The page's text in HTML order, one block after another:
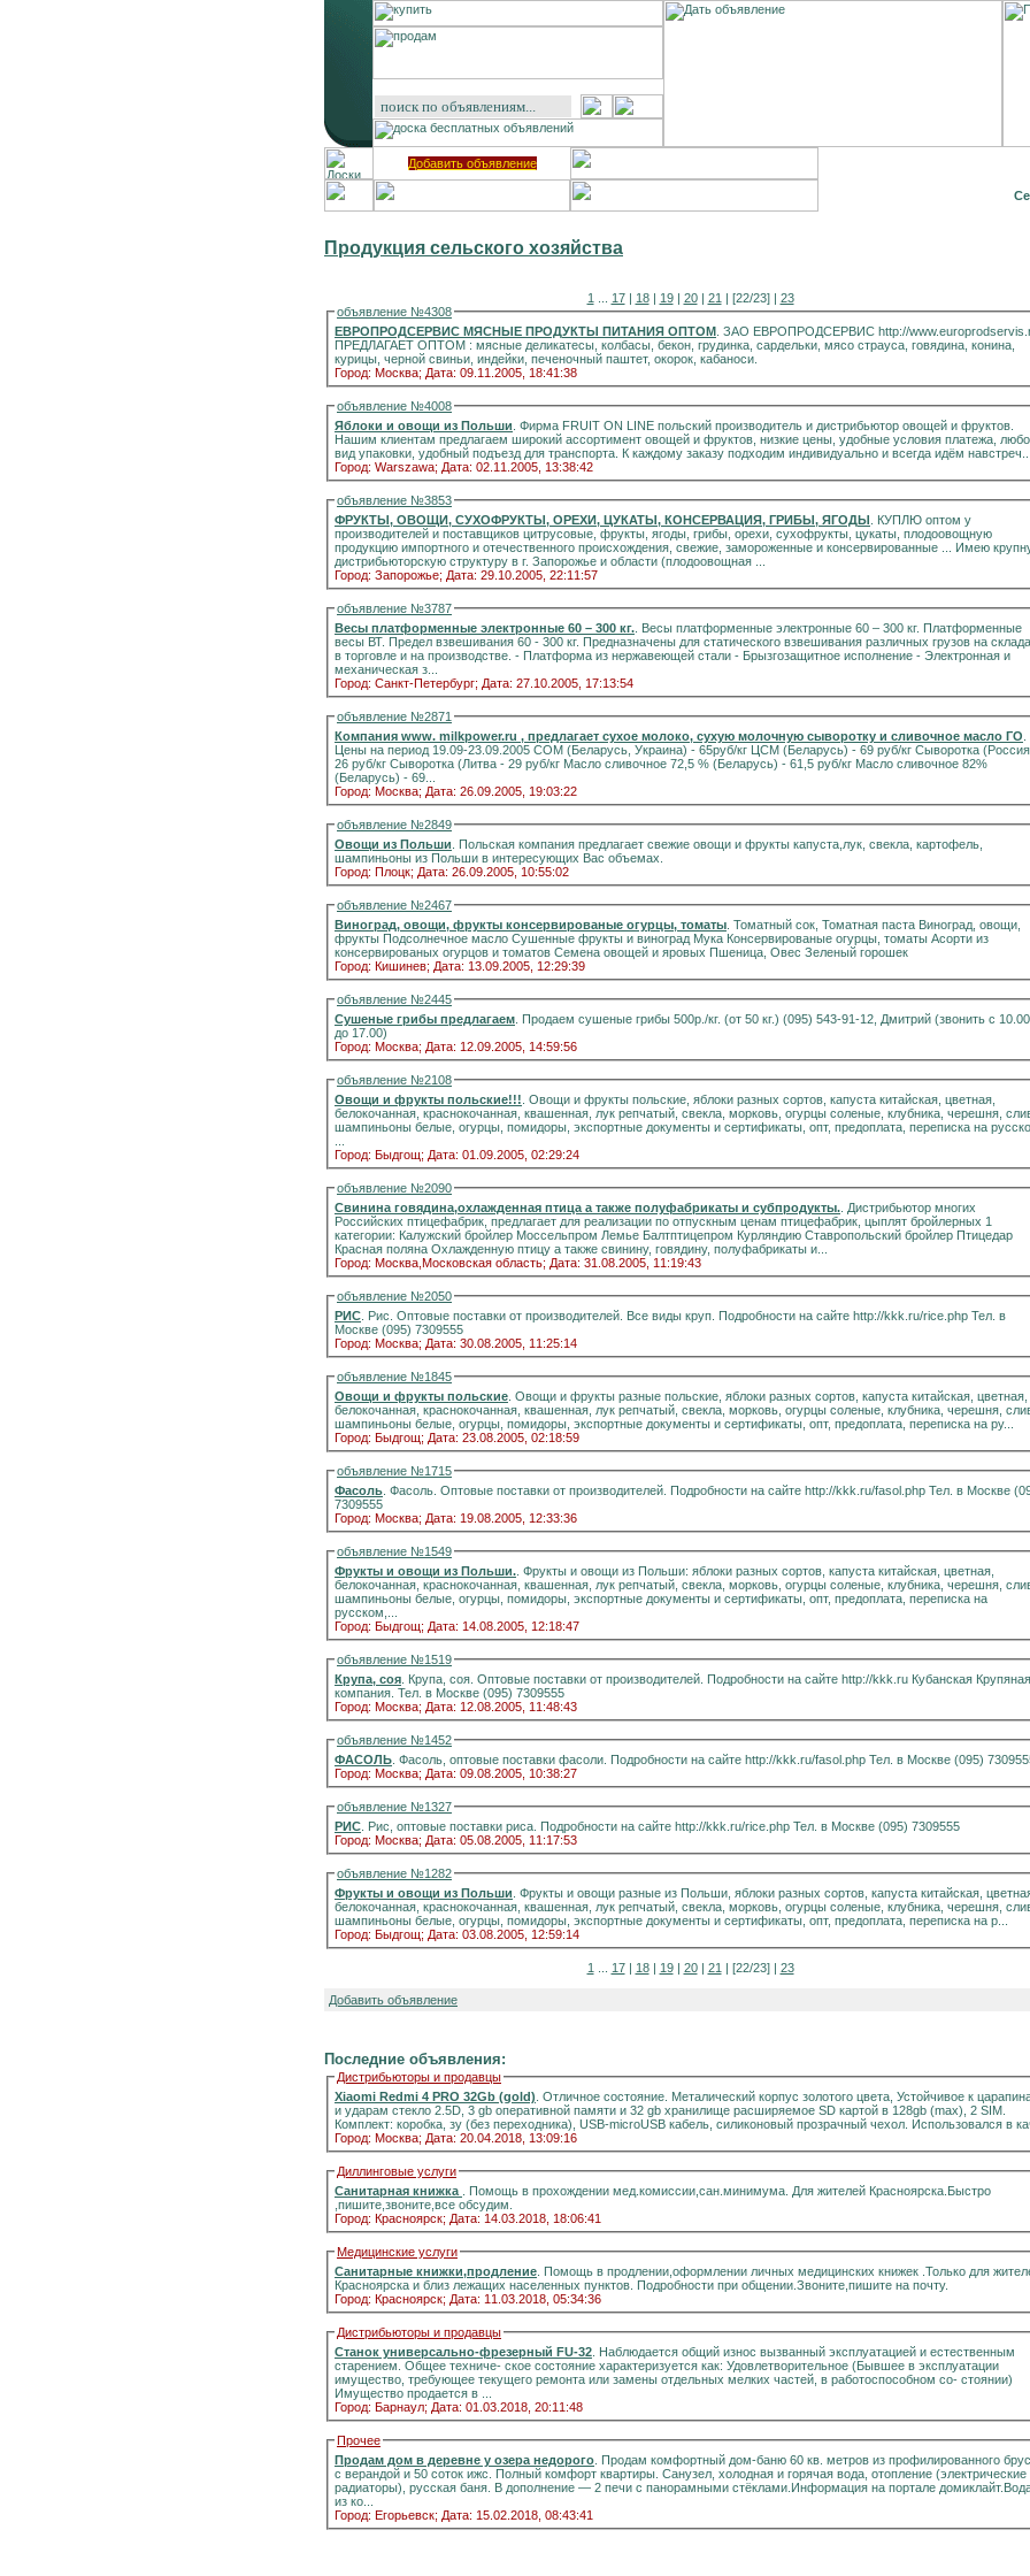
Добавить объявление
Продукция сельского хозяйства
1 17| 18| 19| 20| 21 | [22/23] | 23
объявление №4308
ЕВРОПРОДСЕРВИС МЯСНЫЕ ПРОДУКТЫ ПИТАНИЯ ОПТОМ . ЗАО ЕВРОПРОДСЕРВИС http://
ПРЕДЛАГАЕТ ОПТОМ : мясные деликатесы, колбасы, бекон, грудинка, сардельки, мясо страуса, говядина, конина,
курицы, черной свиньи, индейки, печеночный паштет, окорок, кабаноси.
Город: Москва; Дата: 09.11.2005, 18:41:38
объявление №4008
Яблоки и овощи из Польши
Нашим клиентам предлагаем широкий ассортимент овощей и фруктов, низкие цены, удобные условия платежа,
вид упаковки, удобный подъезд для транспорта. К каждому заказу подходим индивидуально и всегда идём
Город: Warszawa; Дата: 02.11.2005, 13:38:42
объявление №3853
ФРУКТЫ, ОВОЩИ, СУХОФРУКТЫ, ОРЕХИ, ЦУКАТЫ, КОНСЕРВАЦИЯ, ГРИБЫ, ЯГОДЫ . КУПЛЮ оптом у
производителей и поставщиков цитрусовые, фрукты, ягоды, грибы, орехи, сухофрукты, цукаты, плодоовощную
продукцию импортного и отечественного происхождения, свежие, замороженные и консервированные ... Имею крупную
дистрибьюторскую структуру в г. Запорожье и области (плодоовощная ...
Город: Запорожье; Дата: 29.10.2005, 22:11:57
объявление №3787
Весы платформенные электронные 60 – 300 кг. . Весы платформенные электронные 60 – 300 кг. Платформенные
весы ВТ. Предел взвешивания 60 - 300 кг. Предназначены для статического взвешивания различных грузов на
в торговле и на производстве. - Платформа из нержавеющей стали - Брызгозащитное исполнение - Электронная и
механическая з...
Город: Санкт-Петербург; Дата: 27.10.2005, 17:13:54
объявление №2871
Компания www. milkpower.ru , предлагает сухое молоко, сухую молочную сыворотку и сливочное масло ГО
Цены на период 19.09-23.09.2005 СОМ (Беларусь, Украина) - 65руб/кг ЦСМ (Беларусь) - 69 руб/кг Сыворотка (Россия) -
26 руб/кг Сыворотка (Литва - 29 руб/кг Масло сливочное 72,5 % (Беларусь) - 61,5 руб/кг Масло сливочное 82%
(Беларусь) - 69...
Город: Москва; Дата: 26.09.2005, 19:03:22
объявление №2849
Овощи из Польши . Польская компания предлагает свежие овощи и фрукты капуста,лук, свекла, картофель,
шампиньоны из Польши в интересующих Вас объемах.
Город: Плоцк; Дата: 26.09.2005, 10:55:02
объявление №2467
Виноград, овощи, фрукты консервированые огурцы, томаты
фрукты Подсолнечное масло Сушенные фрукты и виноград Мука Консервированые огурцы, томаты Асорти из
консервированых огурцов и томатов Семена овощей и яровых Пшеница, Овес Зеленый горошек
Город: Кишинев; Дата: 13.09.2005, 12:29:39
объявление №2445
Сушеные грибы предлагаем . Продаем сушеные грибы 500р./кг. (от 50 кг.) (095) 543-91-12, Дмитрий (звонить с 10.00
до 17.00)
Город: Москва; Дата: 12.09.2005, 14:59:56
объявление №2108
Овощи и фрукты польские!!! . Овощи и фрукты польские, яблоки разных сортов, капуста китайская, цветная,
белокочанная, краснокочанная, квашенная, лук репчатый, свекла, морковь, огурцы соленые, клубника, черешня,
шампиньоны белые, огурцы, помидоры, экспортные документы и сертификаты, опт, предоплата, переписка на
Город: Быдгощ; Дата: 01.09.2005, 02:29:24
объявление №2090
Свинина говядина,охлажденная птица а также полуфабрикаты и субпродукты. . Дистрибьютор многих
Российских птицефабрик, предлагает для реализации по отпускным ценам птицефабрик, цыплят бройлерных 1
категории: Калужский бройлер Моссельпром Лемье Балтптицепром Курляндию Ставропольский бройлер Птицедар
Красная поляна Охлажденную птицу а также свинину, говядину, полуфабрикаты и...
Город: Москва,Московская область; Дата: 31.08.2005, 11:19:43
объявление №2050
РИС . Рис. Оптовые поставки от производителей. Все виды круп. Подробности на сайте http://kkk.ru/rice.php Тел. в
Москве (095) 7309555
Город: Москва; Дата: 30.08.2005, 11:25:14
объявление №1845
Овощи и фрукты польские . Овощи и фрукты разные польские, яблоки разных сортов, капуста китайская, цветная,
белокочанная, краснокочанная, квашенная, лук репчатый, свекла, морковь, огурцы соленые, клубника, черешня,
шампиньоны белые, огурцы, помидоры, экспортные документы и сертификаты, опт, предоплата, переписка на ру...
Город: Быдгощ; Дата: 23.08.2005, 02:18:59
объявление №1715
Фасоль . Фасоль. Оптовые поставки от производителей. Подробности на сайте http://kkk.ru/fasol.php Тел. в Москве (095)
7309555
Город: Москва; Дата: 19.08.2005, 12:33:36
объявление №1549
Фрукты и овощи из Польши. . Фрукты и овощи из Польши: яблоки разных сортов, капуста китайская, цветная,
белокочанная, краснокочанная, квашенная, лук репчатый, свекла, морковь, огурцы соленые, клубника, черешня,
шампиньоны белые, огурцы, помидоры, экспортные документы и сертификаты, опт, предоплата, переписка на
русском,...
Город: Быдгощ; Дата: 14.08.2005, 12:18:47
объявление №1519
Крупа, соя . Крупа, соя. Оптовые поставки от производителей. Подробности на сайте http://kkk.ru Кубанская Крупяная
компания. Тел. в Москве (095) 7309555
Город: Москва; Дата: 12.08.2005, 11:48:43
объявление №1452
ФАСОЛЬ . Фасоль, оптовые поставки фасоли. Подробности на сайте http://kkk.ru/fasol.php Тел. в Москве (095)
Город: Москва; Дата: 09.08.2005, 10:38:27
объявление №1327
РИС . Рис, оптовые поставки риса. Подробности на сайте http://kkk.ru/rice.php Тел. в Москве (095) 7309555
Город: Москва; Дата: 05.08.2005, 11:17:53
объявление №1282
Фрукты и овощи из Польши . Фрукты и овощи разные из Польши, яблоки разных сортов, капуста китайская,
белокочанная, краснокочанная, квашенная, лук репчатый, свекла, морковь, огурцы соленые, клубника, черешня,
шампиньоны белые, огурцы, помидоры, экспортные документы и сертификаты, опт, предоплата, переписка на р...
Город: Быдгощ; Дата: 03.08.2005, 12:59:14
1 17| 18| 19| 20| 21 | [22/23] | 23
Добавить объявление
Последние объявления:
Дистрибьюторы и продавцы
Xiaomi Redmi 4 PRO 32Gb (gold) . Отличное состояние. Металический корпус золотого цвета, Устойчивое к
и ударам стекло 2.5D, 3 gb оперативной памяти и 32 gb хранилище расширяемое SD картой в 128gb (max), 2 SIM.
Комплект: коробка, зу (без переходника), USB-microUSB кабель, силиконовый прозрачный чехол. Использовался в
Город: Москва; Дата: 20.04.2018, 13:09:16
Диллинговые услуги
Санитарная книжка
. Помощь в прохождении мед.комиссии,сан.минимума. Для жителей Красноярска.Быстро
,пишите,звоните,все обсудим.
Город: Красноярск; Дата: 14.03.2018, 18:06:41
Медицинские услуги
Санитарные книжки,продление . Помощь в продлении,оформлении личных медицинских книжек .Только для
Красноярска и близ лежащих населенных пунктов. Подробности при общении.Звоните,пишите на почту.
Город: Красноярск; Дата: 11.03.2018, 05:34:36
Дистрибьюторы и продавцы
Станок универсально-фрезерный FU-32 . Наблюдается общий износ вызванный эксплуатацией и естественным
старением. Общее техниче- ское состояние характеризуется как: Удовлетворительное (Бывшее в эксплуатации
имущество, требующее текущего ремонта или замены отдельных мелких частей, в работоспособном со- стоянии)
Имущество продается в ...
Город: Барнаул; Дата: 01.03.2018, 20:11:48
Прочее
Продам дом в деревне у озера недорого . Продам комфортный дом-баню 60 кв. метров из профилированного бруса
с верандой и 50 соток ижс. Полный комфорт квартиры. Санузел, холодная и горячая вода, отопление (электрические
радиаторы), русская баня. В дополнение — 2 печи с панорамными стёклами.Информация на портале домиклайт.Вода
из ко...
Город: Егорьевск; Дата: 15.02.2018, 08:43:41